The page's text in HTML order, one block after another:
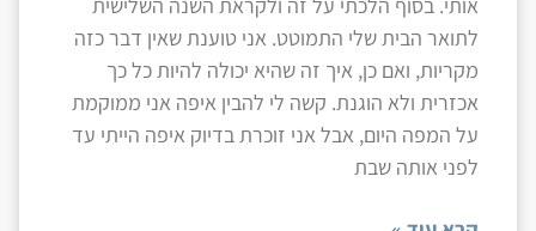
אותי. בסוף הלכתי על זה ולקראת השנה השלישית
לתואר הבית שלי התמוטט. אני טוענת שאין דבר כזה
מקריות, ואם כן, איך זה שהיא יכולה להיות כל כך
אכזרית ולא הוגנת. קשה לי להבין איפה אני ממוקמת
על המפה היום, אבל אני זוכרת בדיוק איפה הייתי עד
לפני אותה שבת